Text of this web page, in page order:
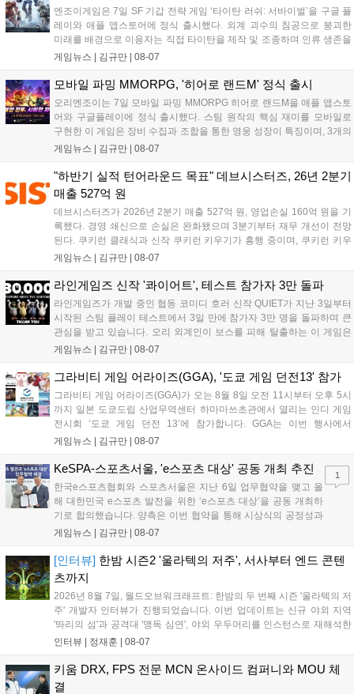
엔조이게임은 7일 SF 기갑 전략 게임 ‘타이탄 러쉬: 서바이벌’을 구글 플
레이와 애플 앱스토어에 정식 출시했다. 외계 괴수의 침공으로 붕괴한
미래를 배경으로 이용자는 직접 타이탄을 제작 및 조종하며 인류 생존을
위한 전투를 펼친다. 지휘관 모집, 피난처 운영, 연맹 협동 콘텐츠가 특징
지원 보상을 제공한다. 상세 내용은 공식 커뮤니티에서 확인 가능하다....
게임뉴스 | 김규만 08-07
모바일 파밍 MMORPG, '히어로 랜드M' 정식 출시
오리엔조이는 7일 모바일 파밍 MMORPG 히어로 랜드M을 애플 앱스토
어와 구글플레이에 정식 출시했다. 스팀 원작의 핵심 재미를 모바일로
구현한 이 게임은 장비 수집과 조합을 통한 영웅 성장이 특징이며, 3개의
무기 스킬을 활용한 전략적 전투와 길드전 등 다양한 콘텐츠를 제공한
혜택을 지급하며, 상세 내용은 공식 라운지에서 확인할 수 있다. 이용자
는 게임 접속 및 주요 콘텐츠 플레이를 통해 성장을 지원받을 수 있다....
게임뉴스 | 김규만 08-07
"하반기 실적 턴어라운드 목표" 데브시스터즈, 26년 2분기
매출 527억 원
데브시스터즈가 2026년 2분기 매출 527억 원, 영업손실 160억 원을 기
록했다. 경영 쇄신으로 손실은 완화됐으며 3분기부터 재무 개선이 전망
된다. 쿠키런 클래식과 신작 쿠키런 키우기가 흥행 중이며, 쿠키런 키우
기는 13일 첫 업데이트를 시작으로 2주 간격의 콘텐츠를 제공한다. 또한
이다. 회사는 비용 효율화와 신작 흥행을 통해 하반기 실적 턴어라운드
를 이끌 방침이다....
게임뉴스 | 김규만 08-07
라인게임즈 신작 '콰이어트', 테스트 참가자 3만 돌파
라인게임즈가 개발 중인 협동 코미디 호러 신작 QUIET가 지난 3일부터
시작된 스팀 플레이 테스트에서 3일 만에 참가자 3만 명을 돌파하며 큰
관심을 받고 있습니다. 오리 외계인이 보스를 피해 탈출하는 이 게임은
최대 4인 협동을 지원하며, 소음 관리와 물리 법칙을 활용한 전략적 플레
을 개선 중이며, 상세 정보는 스팀 페이지에서 확인 가능합니다....
게임뉴스 | 김규만 08-07
그라비티 게임 어라이즈(GGA), '도쿄 게임 던전13' 참가
그라비티 게임 어라이즈(GGA)가 오는 8월 8일 오전 11시부터 오후 5시
까지 일본 도쿄도립 산업무역센터 하마마쓰초관에서 열리는 인디 게임
전시회 ‘도쿄 게임 던전 13’에 참가합니다. GGA는 이번 행사에서
‘JALECO ARCADE COLLECTION’ 시리즈의 미공개 작품 12종을 최초
입니다. 시연 참여 관람객에게는 선착순으로 특별 굿즈를 증정하며, 인
디 게임 생태계 활성화와 신규 타이틀 반응 확인을 목표로 합니다....
게임뉴스 | 김규만 08-07
KeSPA-스포츠서울, 'e스포츠 대상' 공동 개최 추진
한국e스포츠협회와 스포츠서울은 지난 6일 업무협약을 맺고 올
해 대한민국 e스포츠 발전을 위한 ‘e스포츠 대상’을 공동 개최하
기로 합의했습니다. 양측은 이번 협약을 통해 시상식의 공정성과
전문성을 강화하고 MZ세대를 겨냥한 미디어 영향력을 확대해 e
김영만 회장은 10년 만에 재추진되는 이번 시상식이 e스포츠의
성과와 가치를 널리 알리는 권위 있는 행사가 되도록 노력하겠다
고 밝혔습니다....
게임뉴스 | 김규만 08-07
1
[인터뷰] 한밤 시즌2 '울라텍의 저주', 서사부터 엔드 콘텐
츠까지
2026년 8월 7일, 월드오브워크래프트: 한밤의 두 번째 시즌 '울라텍의 저
주' 개발자 인터뷰가 진행되었습니다. 이번 업데이트는 신규 야외 지역
'똬리의 섬'과 공격대 '맹독 심연', 야외 우두머리를 인스턴스로 재해석한
'소굴'을 포함합니다. 개발진은 하우징 시스템 개선 및 신화+ 던전 로테이
를 표했습니다....
인터뷰 | 정재훈 08-07
키움 DRX, FPS 전문 MCN 온사이드 컴퍼니와 MOU 체
결